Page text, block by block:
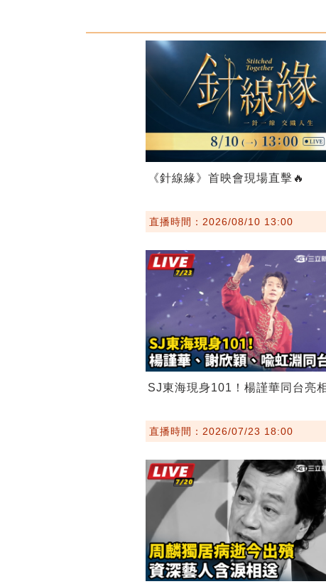
《針線緣》首映會現場直擊🔥
直播時間：2026/08/10 13:00
SJ東海現身101！楊謹華同台亮
直播時間：2026/07/23 18:00